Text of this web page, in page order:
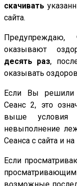
скачивать
сайта.
Предупреждаю,
оказывают
десять раз,
оказывать
Если Вы решили
Сеанс 2, это
выше условия
невыполнение
Сеанса с сайта и
Если